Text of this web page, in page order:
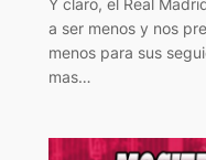
Y claro, el Real
a ser menos y nos
menos para sus
mas…